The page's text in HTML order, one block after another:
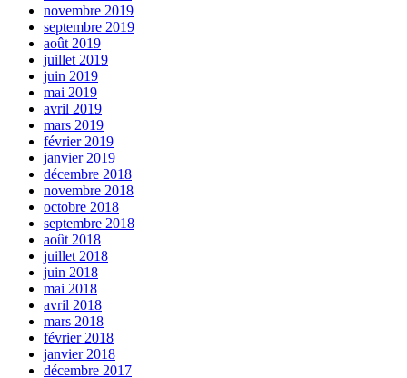
novembre 2019
septembre 2019
août 2019
juillet 2019
juin 2019
mai 2019
avril 2019
mars 2019
février 2019
janvier 2019
décembre 2018
novembre 2018
octobre 2018
septembre 2018
août 2018
juillet 2018
juin 2018
mai 2018
avril 2018
mars 2018
février 2018
janvier 2018
décembre 2017